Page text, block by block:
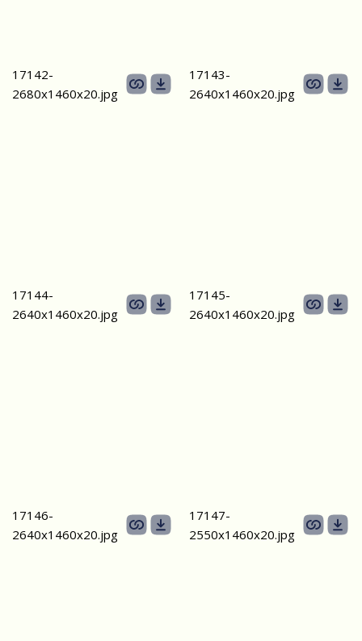
17142-
2680х1460х20.jpg
17143-
2640х1460х20.jpg
17144-
2640х1460х20.jpg
17145-
2640х1460х20.jpg
17146-
2640х1460х20.jpg
17147-
2550х1460x20.jpg